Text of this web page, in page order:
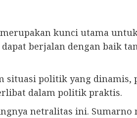
kunci utama
berjalan dengan baik
situasi politik yang dinamis,
dalam politik praktis.
netralitas ini.